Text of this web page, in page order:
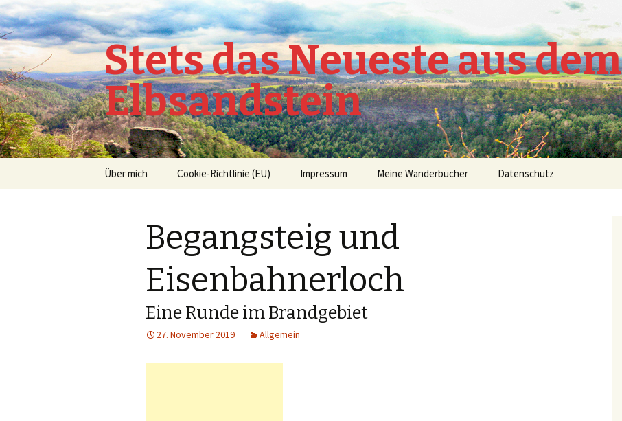
Stets das Neueste aus dem
Elbsandstein
Springe
Über mich Cookie-Richtlinie (EU) Impressum Meine Wanderbücher Datenschutz
Begangsteig und
Eisenbahnerloch
Eine Runde im Brandgebiet
27. November 2019 Allgemein